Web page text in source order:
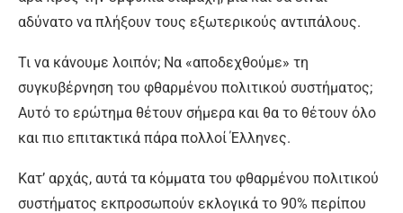
αδύνατο να πλήξουν τους εξωτερικούς αντιπάλους.
Τι να κάνουμε λοιπόν; Να «αποδεχθούμε» τη
συγκυβέρνηση του φθαρμένου πολιτικού συστήματος;
Αυτό το ερώτημα θέτουν σήμερα και θα το θέτουν όλο
και πιο επιτακτικά πάρα πολλοί Έλληνες.
Κατ’ αρχάς, αυτά τα κόμματα του φθαρμένου πολιτικού
συστήματος εκπροσωπούν εκλογικά το 90% περίπου